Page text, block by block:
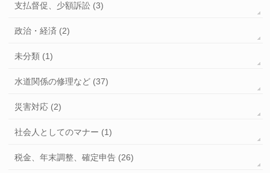
支払督促、少額訴訟 (3)
政治・経済 (2)
未分類 (1)
水道関係の修理など (37)
災害対応 (2)
社会人としてのマナー (1)
税金、年末調整、確定申告 (26)